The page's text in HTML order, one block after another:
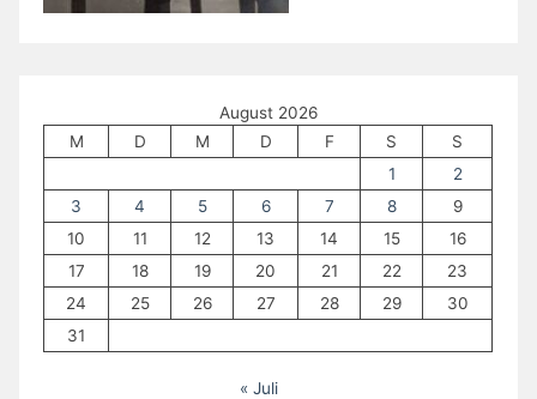
August 2026
M
D M D F S
S
1
2
3
4 5 6 7 8
9
10
11 12 13 14 15
16
17
18 19 20 21 22
23
24
25 26 27 28 29
30
31
« Juli